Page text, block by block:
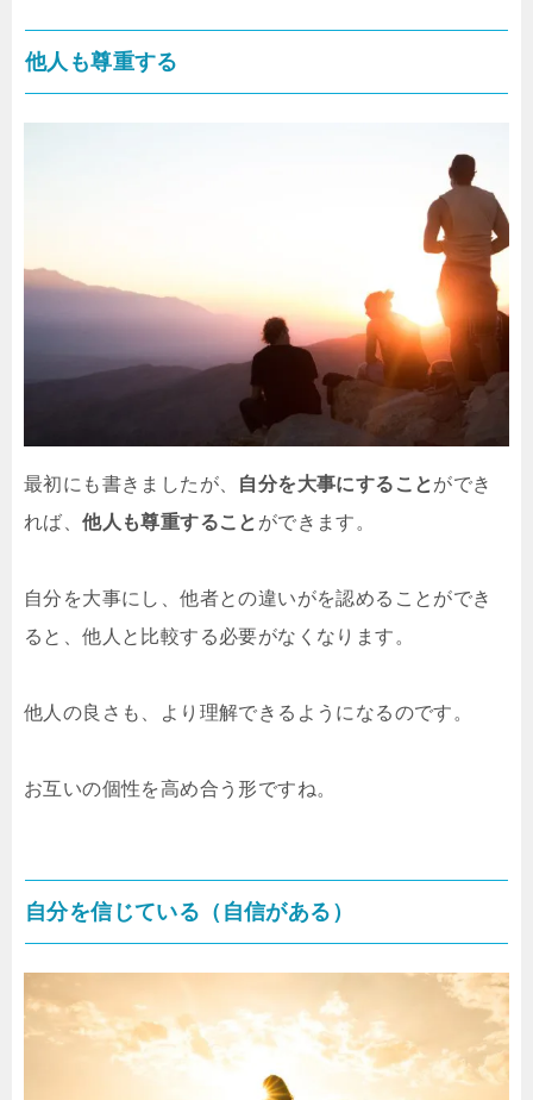
他人も尊重する
最初にも書きましたが、 自分を大事にすることができ
れば、他人も尊重すること ができます。
自分を大事にし、他者との違いがを認めることができ
ると、他人と比較する必要がなくなります。
他人の良さも、より理解できるようになるのです。
お互いの個性を高め合う形ですね。
自分を信じている（自信がある）